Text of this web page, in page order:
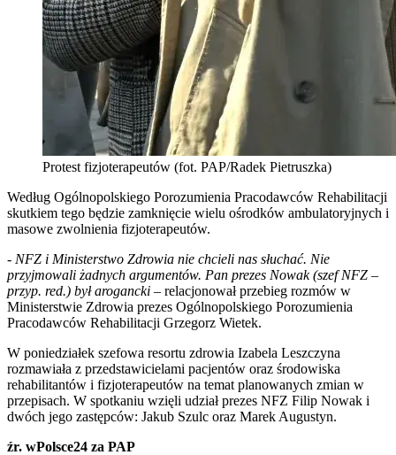
Protest fizjoterapeutów (fot. PAP/Radek Pietruszka)
Według Ogólnopolskiego Porozumienia Pracodawców Rehabilitacji
skutkiem tego będzie zamknięcie wielu ośrodków ambulatoryjnych i
masowe zwolnienia fizjoterapeutów.
- NFZ i Ministerstwo Zdrowia nie chcieli nas słuchać. Nie
przyjmowali żadnych argumentów. Pan prezes Nowak (szef NFZ –
przyp. red.) był arogancki – relacjonował przebieg rozmów w
Ministerstwie Zdrowia prezes Ogólnopolskiego Porozumienia
Pracodawców Rehabilitacji Grzegorz Wietek.
W poniedziałek szefowa resortu zdrowia Izabela Leszczyna
rozmawiała z przedstawicielami pacjentów oraz środowiska
rehabilitantów i fizjoterapeutów na temat planowanych zmian w
przepisach. W spotkaniu wzięli udział prezes NFZ Filip Nowak i
dwóch jego zastępców: Jakub Szulc oraz Marek Augustyn.
źr. wPolsce24 za PAP